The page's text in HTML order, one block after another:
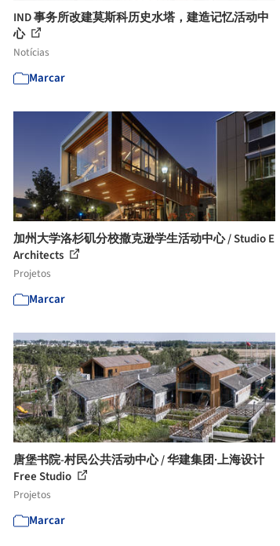
IND 事务所改建莫斯科历史水塔，建造记忆活动中
心
Notícias
Marcar
加州大学洛杉矶分校撒克逊学生活动中心 / Studio E
Architects
Projetos
Marcar
唐堡书院-村民公共活动中心 / 华建集团·上海设计
Free Studio
Projetos
Marcar